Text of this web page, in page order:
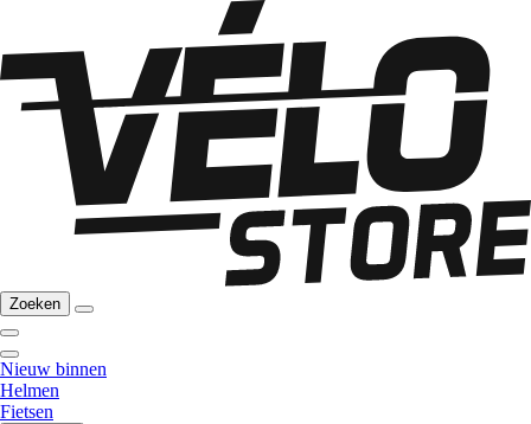
Zoeken
Nieuw binnen
Helmen
Fietsen